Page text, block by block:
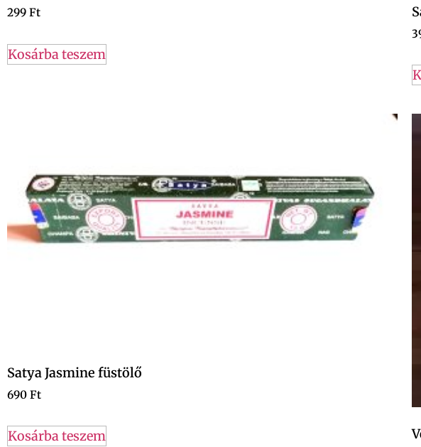
299 Ft
Kosárba teszem
Satya Jasmine füstölő
690 Ft
Kosárba teszem